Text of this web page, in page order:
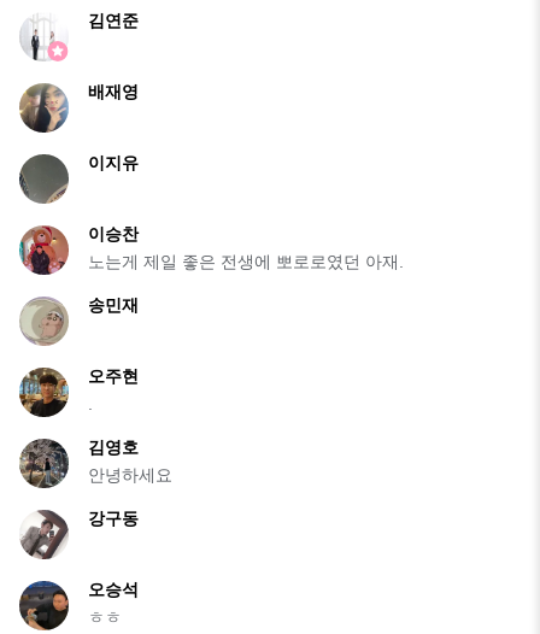
김연준
배재영
이지유
이승찬
노는게 제일 좋은 전생에 뽀로로였던 아재.
송민재
오주현
김영호
안녕하세요
강구동
오승석
ㅎㅎ